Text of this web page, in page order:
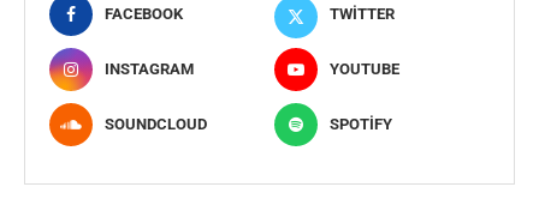
FACEBOOK TWITTER
INSTAGRAM YOUTUBE
SOUNDCLOUD SPOTIFY